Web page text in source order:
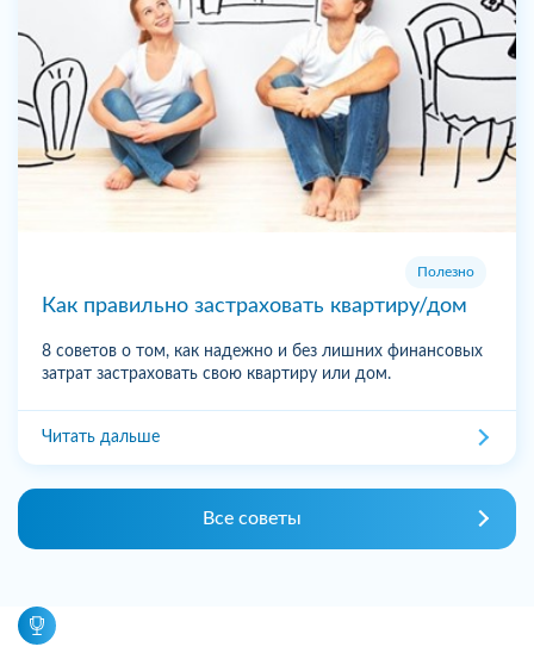
Полезно
Как правильно застраховать квартиру/дом
8 советов о том, как надежно и без лишних финансовых
затрат застраховать свою квартиру или дом.
Читать дальше
Все советы